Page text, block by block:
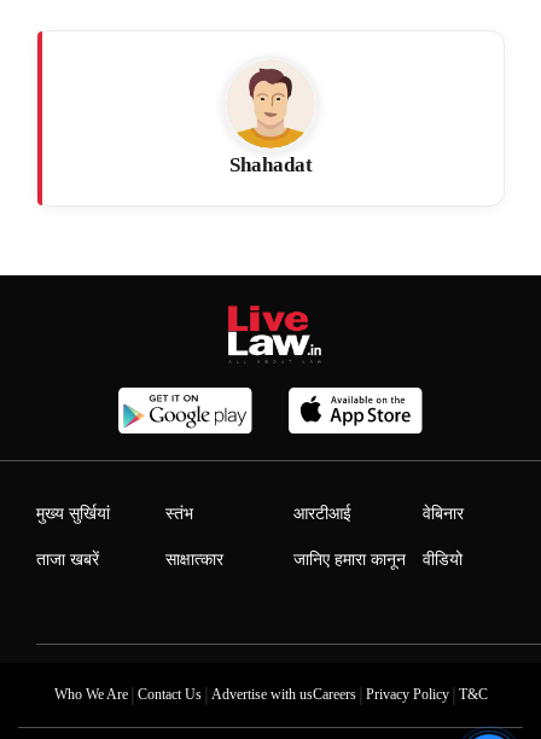
Shahadat
मुख्य सुर्खियां
ताजा खबरें
स्तंभ
साक्षात्कार
आरटीआई
जानिए हमारा कानून
वेबिनार
वीडियो
Who We Are| Contact Us| Advertise with usCareers| Privacy Policy| T&C